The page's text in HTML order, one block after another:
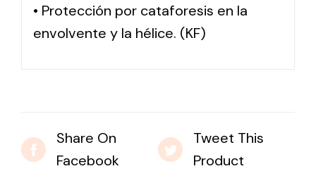
• Protección por cataforesis en la
envolvente y la hélice. (KF)
Share On
Facebook
Tweet This
Product